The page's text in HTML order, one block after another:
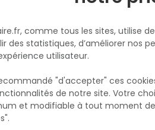
la fabrication et la distribution
de la céramique grâce à
comme tous les sites, utilise
des statistiques, d’améliorer nos
utilisateur.
"d'accepter" ces
de notre site. Votre
et modifiable à tout moment